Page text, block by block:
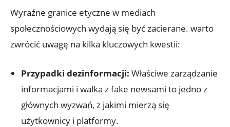
Wyraźne granice etyczne w mediach
społecznościowych wydają się być zacierane. warto
zwrócić uwagę na kilka kluczowych kwestii:
Przypadki dezinformacji: Właściwe zarządzanie
informacjami i walka z fake newsami to jedno z
głównych wyzwań, z jakimi mierzą się
użytkownicy i platformy.